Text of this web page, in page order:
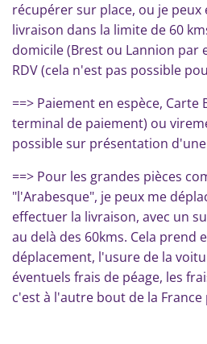
récupérer sur place, ou je
livraison dans la limite de 60
domicile (Brest ou Lannion par
RDV (cela n'est pas possible
==> Paiement en espèce, Carte
terminal de paiement) ou
possible sur présentation
==> Pour les grandes pièces
"l'Arabesque", je peux me
effectuer la livraison, avec un
au delà des 60kms. Cela prend
déplacement, l'usure de la
éventuels frais de péage, les
c'est à l'autre bout de la France